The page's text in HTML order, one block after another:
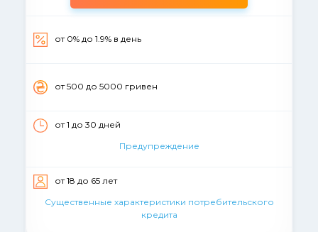
от 0% до 1.9% в день
от 500 до 5000 гривен
от 1 до 30 дней
Предупреждение
от 18 до 65 лет
Существенные характеристики потребительского
кредита